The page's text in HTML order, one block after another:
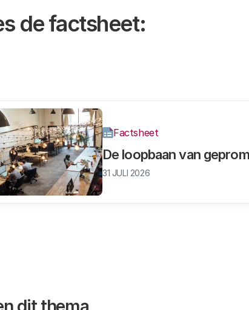
de factsheet:
De loopbaan van
Factsheet
31 JULI 2026